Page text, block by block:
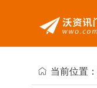
当前位置：